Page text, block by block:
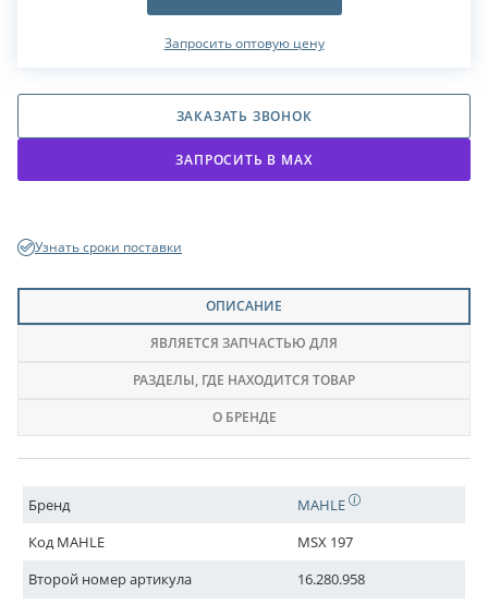
Запросить оптовую цену
ЗАКАЗАТЬ ЗВОНОК
ЗАПРОСИТЬ В МАХ
Узнать сроки поставки
ОПИСАНИЕ
ЯВЛЯЕТСЯ ЗАПЧАСТЬЮ ДЛЯ
РАЗДЕЛЫ, ГДЕ НАХОДИТСЯ ТОВАР
О БРЕНДЕ
Бренд
MAHLE
Код MAHLE
MSX 197
Второй номер артикула
16.280.958